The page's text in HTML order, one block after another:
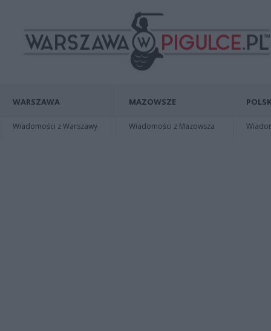
WARSZAWA
Wiadomości z Warszawy
MAZOWSZE
Wiadomości z Mazowsza